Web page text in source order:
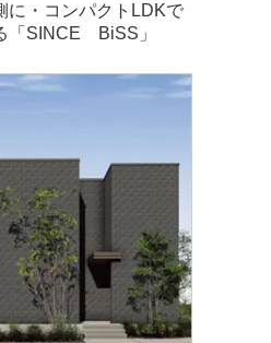
に・コンパクトLDKで
「SINCE BiSS」